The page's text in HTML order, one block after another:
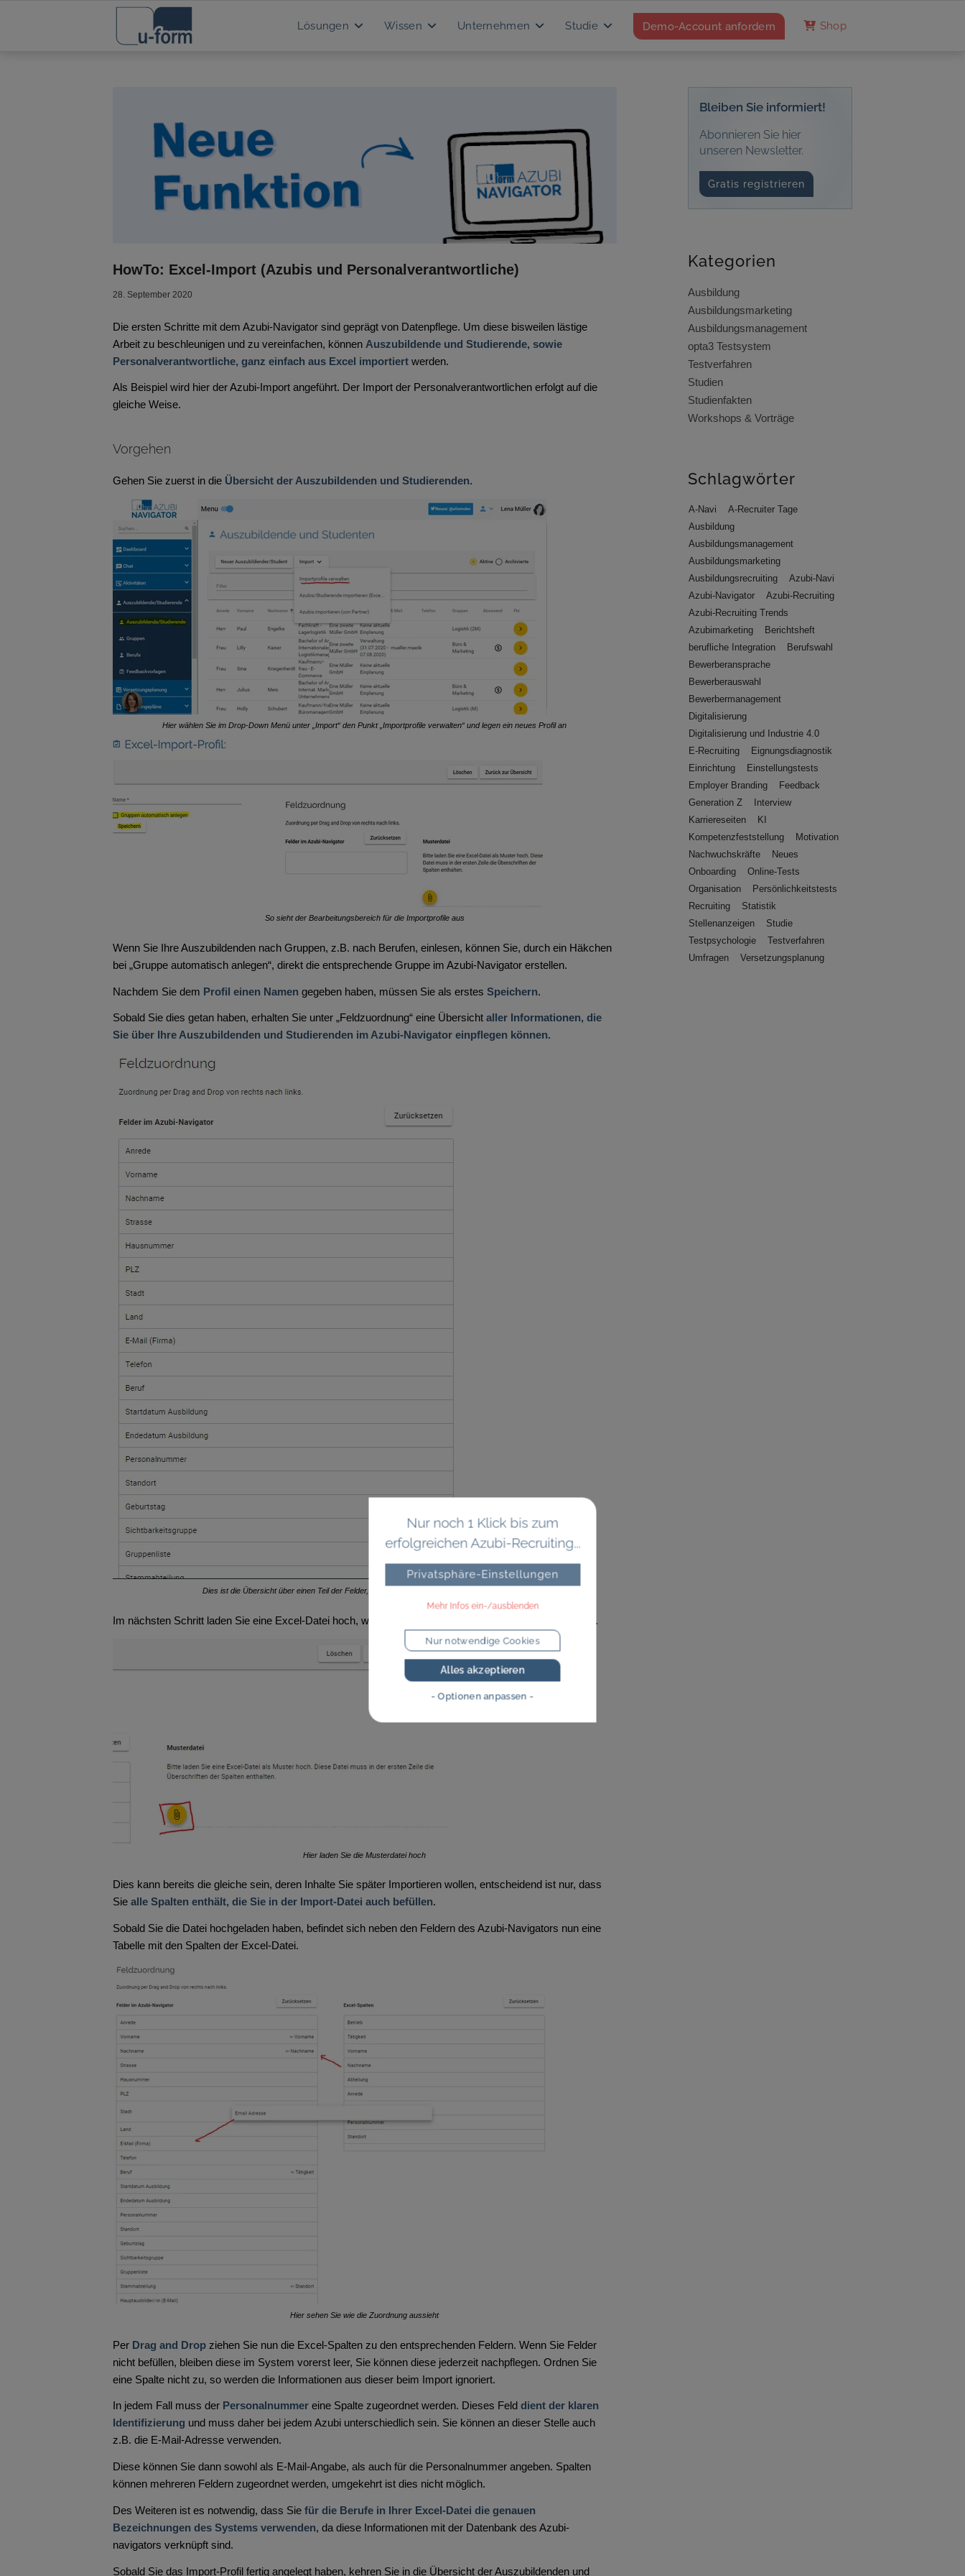
Lösungen Wissen Unternehmen Studie Demo-Account anfordern Shop
HowTo: Excel-Import (Azubis und Personalverantwortliche)
28. September 2020
Die ersten Schritte mit dem Azubi-Navigator sind geprägt von Datenpflege. Um diese bisweilen lästige
Arbeit zu beschleunigen und zu vereinfachen, können Auszubildende und Studierende, sowie
Personalverantwortliche, ganz einfach aus Excel importiert werden.
Als Beispiel wird hier der Azubi-Import angeführt. Der Import der Personalverantwortlichen erfolgt auf die
gleiche Weise.
Vorgehen
Gehen Sie zuerst in die Übersicht der Auszubildenden und Studierenden.
Hier wählen Sie im Drop-Down Menü unter „Import“ den Punkt „Importprofile verwalten“ und legen ein neues Profil an
So sieht der Bearbeitungsbereich für die Importprofile aus
Wenn Sie Ihre Auszubildenden nach Gruppen, z.B. nach Berufen, einlesen, können Sie, durch ein Häkchen
bei „Gruppe automatisch anlegen“, direkt die entsprechende Gruppe im Azubi-Navigator erstellen.
Nachdem Sie dem Profil einen Namen gegeben haben, müssen Sie als erstes Speichern.
Sobald Sie dies getan haben, erhalten Sie unter „Feldzuordnung“ eine Übersicht aller Informationen, die
Sie über Ihre Auszubildenden und Studierenden im Azubi-Navigator einpflegen können.
Dies ist die Übersicht über einen Teil der Felder, die im Azubi-Navigator befüllt werden können
Im nächsten Schritt laden Sie eine Excel-Datei hoch, welche als dient.
Hier laden Sie die Musterdatei hoch
Dies kann bereits die gleiche sein, deren Inhalte Sie später Importieren wollen, entscheidend ist nur, dass
Sie alle Spalten enthält, die Sie in der Import-Datei auch befüllen.
Sobald Sie die Datei hochgeladen haben, befindet sich neben den Feldern des Azubi-Navigators nun eine
Tabelle mit den Spalten der Excel-Datei.
Hier sehen Sie wie die Zuordnung aussieht
Per Drag and Drop ziehen Sie nun die Excel-Spalten zu den entsprechenden Feldern. Wenn Sie Felder
nicht befüllen, bleiben diese im System vorerst leer, Sie können diese jederzeit nachpflegen. Ordnen Sie
eine Spalte nicht zu, so werden die Informationen aus dieser beim Import ignoriert.
In jedem Fall muss der Personalnummer eine Spalte zugeordnet werden. Dieses Feld dient der klaren
Identifizierung und muss daher bei jedem Azubi unterschiedlich sein. Sie können an dieser Stelle auch
z.B. die E-Mail-Adresse verwenden.
Diese können Sie dann sowohl als E-Mail-Angabe, als auch für die Personalnummer angeben. Spalten
können mehreren Feldern zugeordnet werden, umgekehrt ist dies nicht möglich.
Des Weiteren ist es notwendig, dass Sie für die Berufe in Ihrer Excel-Datei die genauen
Bezeichnungen des Systems verwenden, da diese Informationen mit der Datenbank des Azubi-
navigators verknüpft sind.
Sobald Sie das Import-Profil fertig angelegt haben, kehren Sie in die Übersicht der Auszubildenden und
Bleiben Sie informiert!
Abonnieren Sie hier
unseren Newsletter.
Gratis registrieren
Kategorien
Ausbildung
Ausbildungsmarketing
Ausbildungsmanagement
opta3 Testsystem
Testverfahren
Studien
Studienfakten
Workshops & Vorträge
Schlagwörter
A-Navi
A-Recruiter Tage
Ausbildung
Ausbildungsmanagement
Ausbildungsmarketing
Ausbildungsrecruiting
Azubi-Navi
Azubi-Navigator
Azubi-Recruiting
Azubi-Recruiting Trends
Azubimarketing
Berichtsheft
berufliche Integration
Berufswahl
Bewerberansprache
Bewerberauswahl
Bewerbermanagement
Digitalisierung
Digitalisierung und Industrie 4.0
E-Recruiting
Eignungsdiagnostik
Einrichtung
Einstellungstests
Employer Branding
Feedback
Generation Z
Interview
Karriereseiten
KI
Kompetenzfeststellung
Motivation
Nachwuchskräfte
Neues
Onboarding
Online-Tests
Organisation
Persönlichkeitstests
Recruiting
Statistik
Stellenanzeigen
Studie
Testpsychologie
Testverfahren
Umfragen
Versetzungsplanung
Nur noch 1 Klick bis zum
erfolgreichen Azubi-Recruiting...
Privatsphäre-Einstellungen
Mehr Infos ein-/ausblenden
Nur notwendige Cookies
Alles akzeptieren
- Optionen anpassen -